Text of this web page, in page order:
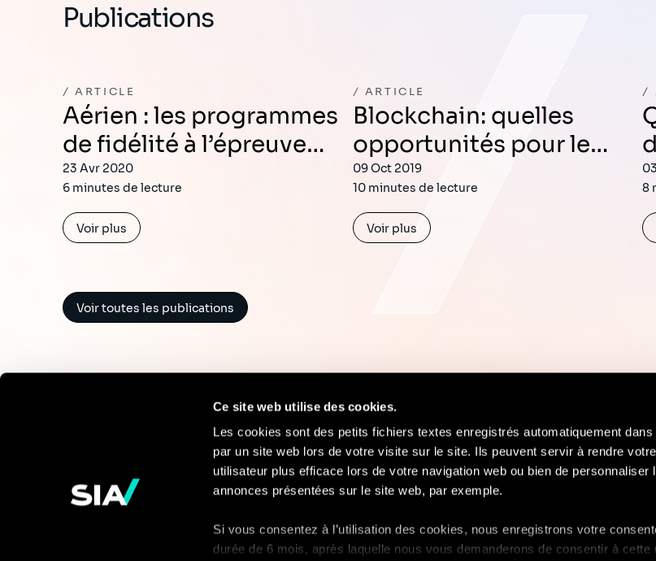
Ce site web utilise des cookies.
Les cookies sont des petits fichiers textes enregistrés automatiquement
par un site web lors de votre visite sur le site. Ils peuvent servir à rendre
utilisateur plus efficace lors de votre navigation web ou bien de personnaliser
annonces présentées sur le site web, par exemple.
Si vous consentez à l’utilisation des cookies, nous enregistrons votre
durée de 6 mois, après laquelle nous vous demanderons de consentir à cette
Publications
ARTICLE
Aérien : les programmes
de fidélité à l’épreuve…
23 Avr 2020
6 minutes de lecture
Voir plus
ARTICLE
Blockchain: quelles
opportunités pour le…
09 Oct 2019
10 minutes de lecture
Voir plus
Quand
8
Voir toutes les publications
Pour en savoir
plus
Contact Mentions Légales